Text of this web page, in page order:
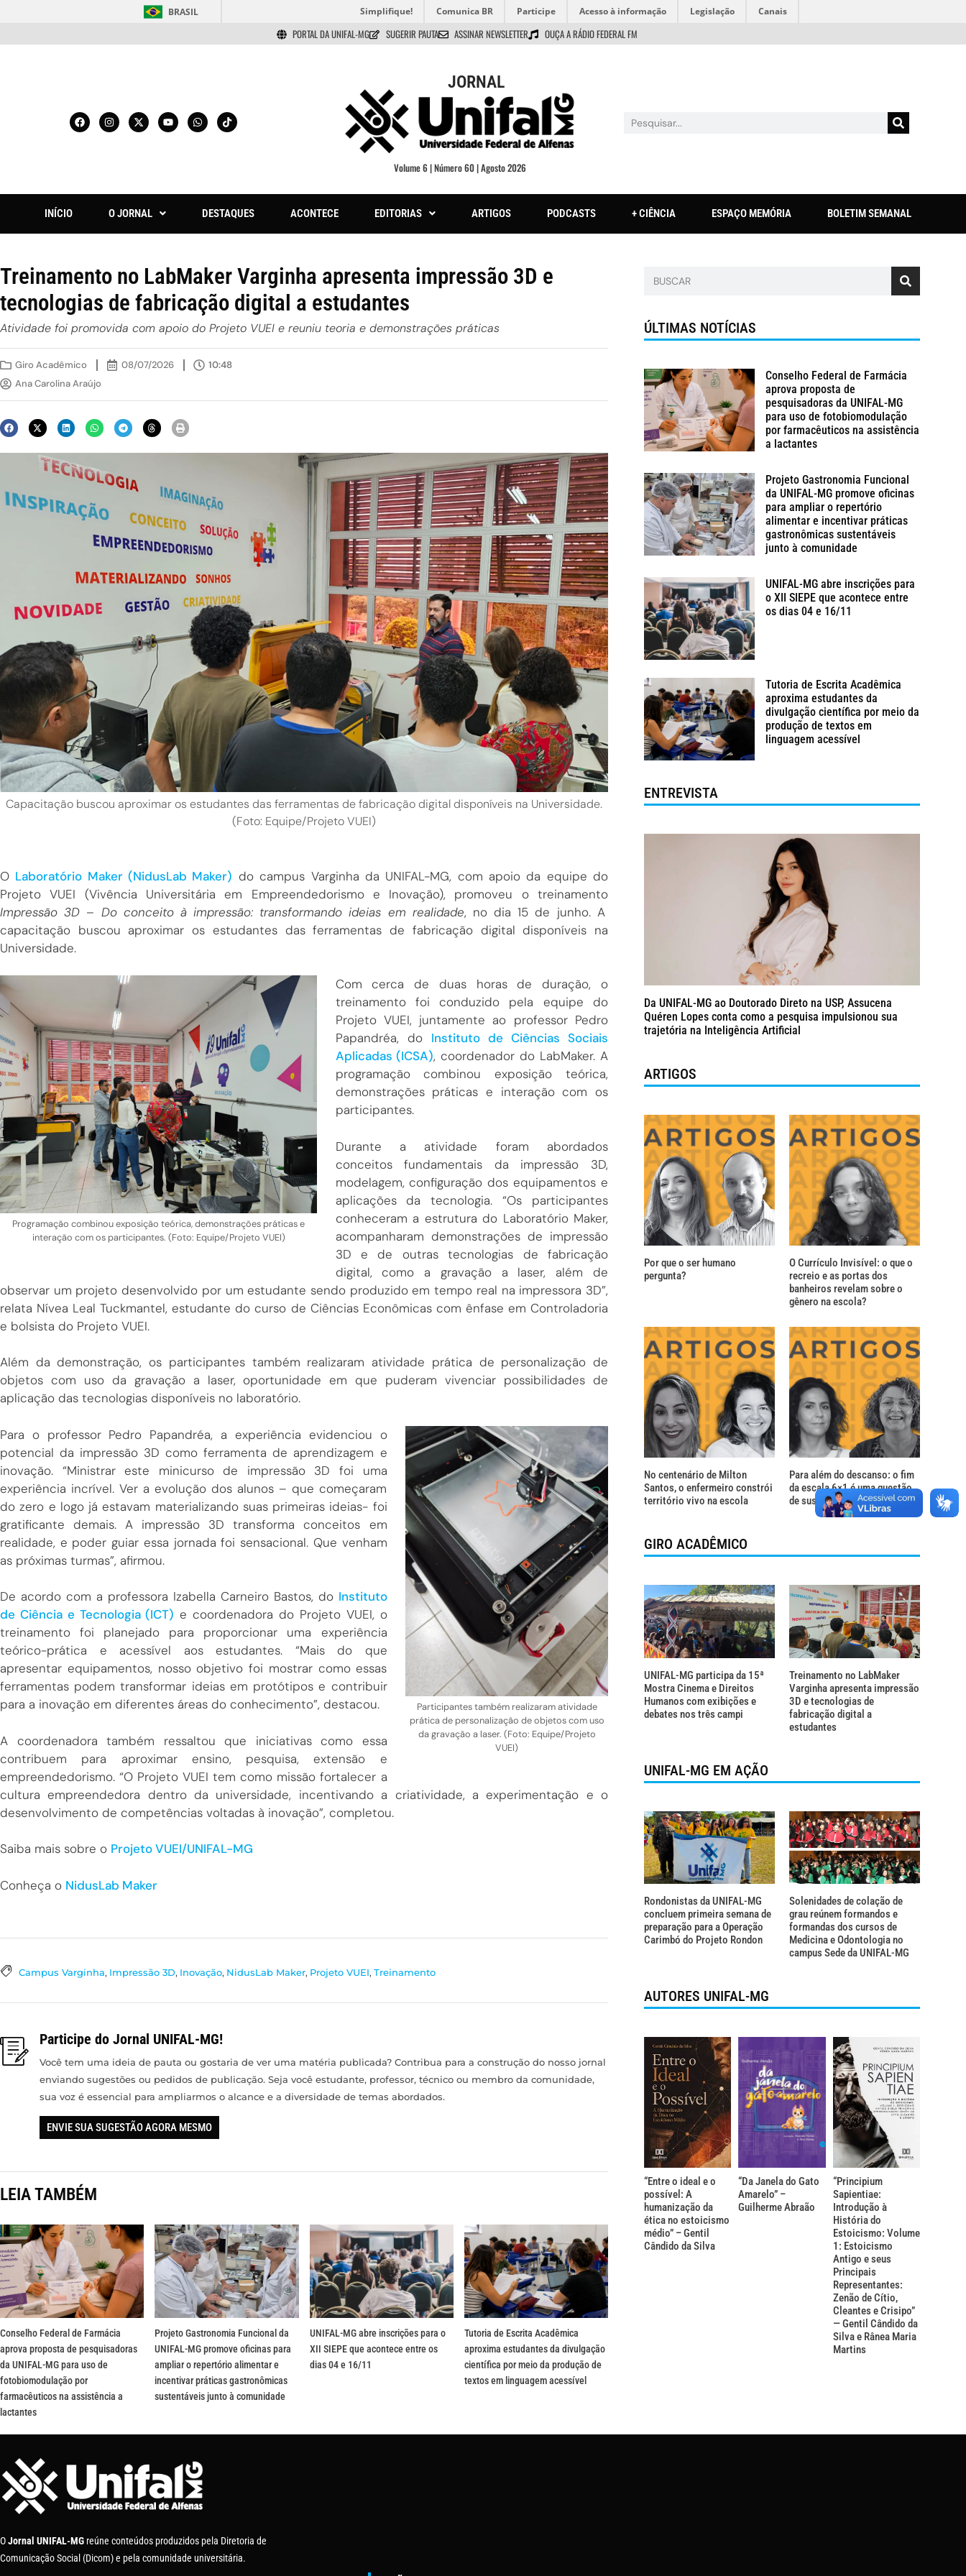
BRASIL Simplifique! Comunica BR Participe Acesso à informação Legislação Canais
PORTAL DA UNIFAL-MG SUGERIR PAUTA ASSINAR NEWSLETTER OUÇA A RÁDIO FEDERAL FM
JORNAL
Volume 6 | Número 60 | Agosto 2026
INÍCIO O JORNAL DESTAQUES ACONTECE EDITORIAS ARTIGOS PODCASTS + CIÊNCIA ESPAÇO MEMÓRIA BOLETIM SEMANAL
Treinamento no LabMaker Varginha apresenta impressão 3D e
tecnologias de fabricação digital a estudantes
Atividade foi promovida com apoio do Projeto VUEI e reuniu teoria e demonstrações práticas
Giro Acadêmico 08/07/2026
10:48
Ana Carolina Araújo
Capacitação buscou aproximar os estudantes das ferramentas de fabricação digital disponíveis na Universidade.
(Foto: Equipe/Projeto VUEI)
O Laboratório Maker (NidusLab Maker) do campus Varginha da UNIFAL-MG, com apoio da equipe do
Projeto VUEI (Vivência Universitária em Empreendedorismo e Inovação), promoveu o treinamento
Impressão 3D – Do conceito à impressão: transformando ideias em realidade, no dia 15 de junho. A
capacitação buscou aproximar os estudantes das ferramentas de fabricação digital disponíveis na
Universidade.
Programação combinou exposição teórica, demonstrações práticas e
interação com os participantes. (Foto: Equipe/Projeto VUEI)
Com cerca de duas horas de duração, o
treinamento foi conduzido pela equipe do
Projeto VUEI, juntamente ao professor Pedro
Papandréa, do Instituto de Ciências Sociais
Aplicadas (ICSA), coordenador do LabMaker. A
programação combinou exposição teórica,
demonstrações práticas e interação com os
participantes.
Durante a atividade foram abordados
conceitos fundamentais da impressão 3D,
modelagem, configuração dos equipamentos e
aplicações da tecnologia. “Os participantes
conheceram a estrutura do Laboratório Maker,
acompanharam demonstrações de impressão
3D e de outras tecnologias de fabricação
digital, como a gravação a laser, além de
observar um projeto desenvolvido por um estudante sendo produzido em tempo real na impressora 3D”,
relata Nívea Leal Tuckmantel, estudante do curso de Ciências Econômicas com ênfase em Controladoria
e bolsista do Projeto VUEI.
Além da demonstração, os participantes também realizaram atividade prática de personalização de
objetos com uso da gravação a laser, oportunidade em que puderam vivenciar possibilidades de
aplicação das tecnologias disponíveis no laboratório.
Participantes também realizaram atividade
prática de personalização de objetos com uso
da gravação a laser. (Foto: Equipe/Projeto
VUEI)
Para o professor Pedro Papandréa, a experiência evidenciou o
potencial da impressão 3D como ferramenta de aprendizagem e
inovação. “Ministrar este minicurso de impressão 3D foi uma
experiência incrível. Ver a evolução dos alunos – que começaram
do zero e logo já estavam materializando suas primeiras ideias- foi
gratificante demais. A impressão 3D transforma conceitos em
realidade, e poder guiar essa jornada foi sensacional. Que venham
as próximas turmas”, afirmou.
De acordo com a professora Izabella Carneiro Bastos, do Instituto
de Ciência e Tecnologia (ICT) e coordenadora do Projeto VUEI, o
treinamento foi planejado para proporcionar uma experiência
teórico-prática e acessível aos estudantes. “Mais do que
apresentar equipamentos, nosso objetivo foi mostrar como essas
ferramentas podem transformar ideias em protótipos e contribuir
para a inovação em diferentes áreas do conhecimento”, destacou.
A coordenadora também ressaltou que iniciativas como essa
contribuem para aproximar ensino, pesquisa, extensão e
empreendedorismo. “O Projeto VUEI tem como missão fortalecer a
cultura empreendedora dentro da universidade, incentivando a criatividade, a experimentação e o
desenvolvimento de competências voltadas à inovação”, completou.
Saiba mais sobre o Projeto VUEI/UNIFAL-MG
Conheça o NidusLab Maker
Campus Varginha, Impressão 3D, Inovação, NidusLab Maker, Projeto VUEI, Treinamento
Participe do Jornal UNIFAL-MG!
Você tem uma ideia de pauta ou gostaria de ver uma matéria publicada? Contribua para a construção do nosso jornal
enviando sugestões ou pedidos de publicação. Seja você estudante, professor, técnico ou membro da comunidade,
sua voz é essencial para ampliarmos o alcance e a diversidade de temas abordados.
ENVIE SUA SUGESTÃO AGORA MESMO
LEIA TAMBÉM
Conselho Federal de Farmácia
aprova proposta de pesquisadoras
da UNIFAL-MG para uso de
fotobiomodulação por
farmacêuticos na assistência a
lactantes
Projeto Gastronomia Funcional da
UNIFAL-MG promove oficinas para
ampliar o repertório alimentar e
incentivar práticas gastronômicas
sustentáveis junto à comunidade
UNIFAL-MG abre inscrições para o
XII SIEPE que acontece entre os
dias 04 e 16/11
Tutoria de Escrita Acadêmica
aproxima estudantes da divulgação
científica por meio da produção de
textos em linguagem acessível
ÚLTIMAS NOTÍCIAS
Conselho Federal de Farmácia
aprova proposta de
pesquisadoras da UNIFAL-MG
para uso de fotobiomodulação
por farmacêuticos na assistência
a lactantes
Projeto Gastronomia Funcional
da UNIFAL-MG promove oficinas
para ampliar o repertório
alimentar e incentivar práticas
gastronômicas sustentáveis
junto à comunidade
UNIFAL-MG abre inscrições para
o XII SIEPE que acontece entre
os dias 04 e 16/11
Tutoria de Escrita Acadêmica
aproxima estudantes da
divulgação científica por meio da
produção de textos em
linguagem acessível
ENTREVISTA
Da UNIFAL-MG ao Doutorado Direto na USP, Assucena
Quéren Lopes conta como a pesquisa impulsionou sua
trajetória na Inteligência Artificial
ARTIGOS
Por que o ser humano
pergunta?
O Currículo Invisível: o que o
recreio e as portas dos
banheiros revelam sobre o
gênero na escola?
No centenário de Milton
Santos, o enfermeiro constrói
território vivo na escola
Para além do descanso: o fim
da escala 6×1 é uma questão
de sustentação da vida
GIRO ACADÊMICO
UNIFAL-MG participa da 15ª
Mostra Cinema e Direitos
Humanos com exibições e
debates nos três campi
Treinamento no LabMaker
Varginha apresenta impressão
3D e tecnologias de
fabricação digital a
estudantes
UNIFAL-MG EM AÇÃO
Rondonistas da UNIFAL-MG
concluem primeira semana de
preparação para a Operação
Carimbó do Projeto Rondon
Solenidades de colação de
grau reúnem formandos e
formandas dos cursos de
Medicina e Odontologia no
campus Sede da UNIFAL-MG
AUTORES UNIFAL-MG
“Entre o ideal e o
possível: A
humanização da
ética no estoicismo
médio” – Gentil
Cândido da Silva
“Da Janela do Gato
Amarelo” –
Guilherme Abraão
“Principium
Sapientiae:
Introdução à
História do
Estoicismo: Volume
1: Estoicismo
Antigo e seus
Principais
Representantes:
Zenão de Cítio,
Cleantes e Crisipo”
— Gentil Cândido da
Silva e Rânea Maria
Martins
OJornal UNIFAL-MG reúne conteúdos produzidos pela Diretoria de
Comunicação Social (Dicom) e pela comunidade universitária.